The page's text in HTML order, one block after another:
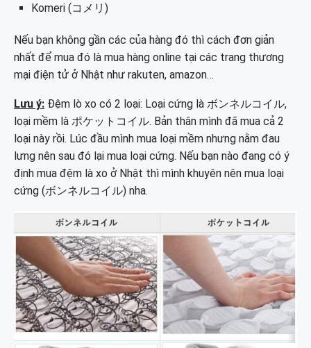
Komeri (コメリ)
Nếu bạn không gần các của hàng đó thì cách đơn giản
nhất để mua đó là mua hàng online tại các trang thương
mại điện tử ở Nhật như rakuten, amazon…
Lưu ý: Đệm lò xo có 2 loại: Loại cứng là ボンネルコイル,
loại mềm là ポケットコイル. Bản thân mình đã mua cả 2
loại này rồi. Lúc đầu mình mua loại mềm nhưng nằm đau
lưng nên sau đó lại mua loại cứng. Nếu bạn nào đang có ý
định mua đệm là xo ở Nhật thì mình khuyên nên mua loại
cứng (ボンネルコイル) nha.